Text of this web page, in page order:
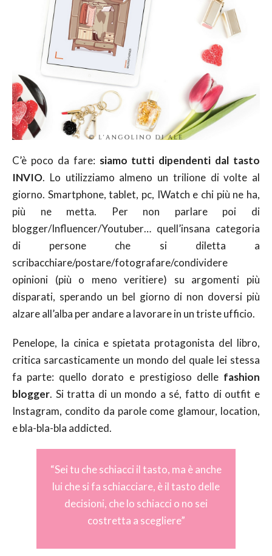
C’è poco da fare: siamo tutti dipendenti dal tasto
INVIO. Lo utilizziamo almeno un trilione di volte al
giorno. Smartphone, tablet, pc, IWatch e chi più ne ha,
più ne metta. Per non parlare poi di
blogger/Influencer/Youtuber… quell’insana categoria
di persone che si diletta a
scribacchiare/postare/fotografare/condividere
opinioni (più o meno veritiere) su argomenti più
disparati, sperando un bel giorno di non doversi più
alzare all’alba per andare a lavorare in un triste ufficio.
Penelope, la cinica e spietata protagonista del libro,
critica sarcasticamente un mondo del quale lei stessa
fa parte: quello dorato e prestigioso delle fashion
blogger. Si tratta di un mondo a sé, fatto di outfit e
Instagram, condito da parole come glamour, location,
e bla-bla-bla addicted.
“Sei tu che schiacci il tasto, ma è anche
lui che si fa schiacciare, è il tasto delle
decisioni, che lo schiacci o no sei
costretta a scegliere”